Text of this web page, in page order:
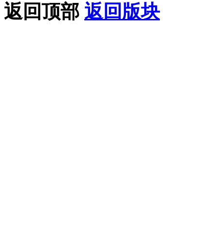
返回顶部 返回版块